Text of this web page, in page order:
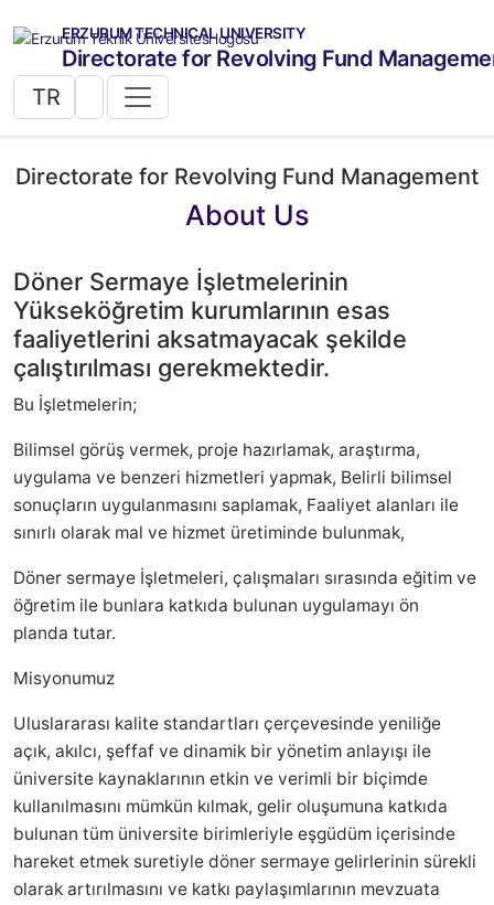
ERZURUM TECHNICAL UNIVERSITY
Directorate for Revolving Fund
TR
Directorate for Revolving Fund Management
About Us
Döner Sermaye İşletmelerinin
Yükseköğretim kurumlarının esas
faaliyetlerini aksatmayacak şekilde
çalıştırılması gerekmektedir.
Bu İşletmelerin;
Bilimsel görüş vermek, proje hazırlamak, araştırma,
uygulama ve benzeri hizmetleri yapmak, Belirli bilimsel
sonuçların uygulanmasını saplamak, Faaliyet alanları ile
sınırlı olarak mal ve hizmet üretiminde bulunmak,
Döner sermaye İşletmeleri, çalışmaları sırasında eğitim ve
öğretim ile bunlara katkıda bulunan uygulamayı ön
planda tutar.
Misyonumuz
Uluslararası kalite standartları çerçevesinde yeniliğe
açık, akılcı, şeffaf ve dinamik bir yönetim anlayışı ile
üniversite kaynaklarının etkin ve verimli bir biçimde
kullanılmasını mümkün kılmak, gelir oluşumuna katkıda
bulunan tüm üniversite birimleriyle eşgüdüm içerisinde
hareket etmek suretiyle döner sermaye gelirlerinin sürekli
olarak artırılmasını ve katkı paylaşımlarının mevzuata